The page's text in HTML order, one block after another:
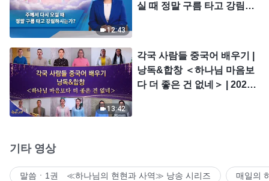
12:43
실 때 정말 구름 타고 강림하
13:42
각국 사람들 중국어 배우기 |
낭독&합창 ＜하나님 마음보
다 더 좋은 건 없네＞ | 2026
기타 영상
말씀ㆍ1권 ≪하나님의 현현과 사역≫ 낭송 시리즈 매일의